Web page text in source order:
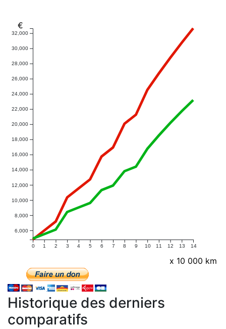
0 1 2 3 4 5 6 7 8 9 10 11 12 13 14
6,000
8,000
10,000
12,000
14,000
16,000
18,000
20,000
22,000
24,000
26,000
28,000
30,000
32,000
€
x 10 000 km
Historique des derniers
comparatifs